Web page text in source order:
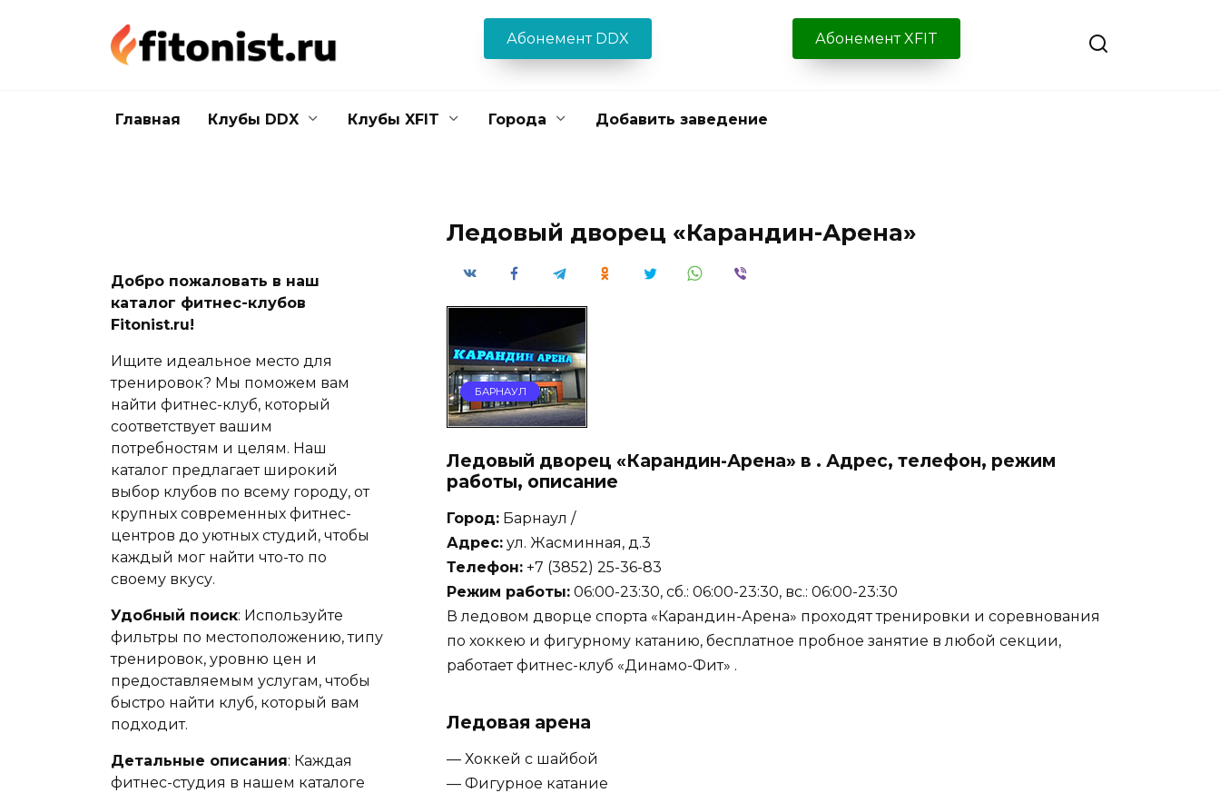
Абонемент DDX Абонемент XFIT
Главная Клубы DDX Клубы XFIT Города Добавить заведение
Ледовый дворец «Карандин-Арена»
БАРНАУЛ
Ледовый дворец «Карандин-Арена» в . Адрес, телефон, режим
работы, описание
Город: Барнаул /
Адрес: ул. Жасминная, д.3
Телефон: +7 (3852) 25-36-83
Режим работы: 06:00-23:30, сб.: 06:00-23:30, вс.: 06:00-23:30
В ледовом дворце спорта «Карандин-Арена» проходят тренировки и соревнования
по хоккею и фигурному катанию, бесплатное пробное занятие в любой секции,
работает фитнес-клуб «Динамо-Фит» .
Ледовая арена
— Хоккей с шайбой
— Фигурное катание
Добро пожаловать в наш
каталог фитнес-клубов
Fitonist.ru!
Ищите идеальное место для
тренировок? Мы поможем вам
найти фитнес-клуб, который
соответствует вашим
потребностям и целям. Наш
каталог предлагает широкий
выбор клубов по всему городу, от
крупных современных фитнес-
центров до уютных студий, чтобы
каждый мог найти что-то по
своему вкусу.
Удобный поиск: Используйте
фильтры по местоположению, типу
тренировок, уровню цен и
предоставляемым услугам, чтобы
быстро найти клуб, который вам
подходит.
Детальные описания: Каждая
фитнес-студия в нашем каталоге